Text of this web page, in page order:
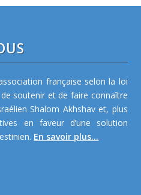
française selon la loi
soutenir et de faire connaître
Shalom Akhshav et, plus
en faveur d’une solution
En savoir plus...